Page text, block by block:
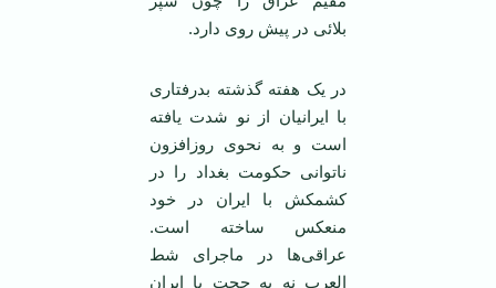
بلائی در پيش روی دارد.
در يک هفته گذشته بدرفتاری
با ايرانيان از نو شدت يافته
است و به نحوی روزافزون
ناتوانی حکومت بغداد را در
کشمکش با ايران در خود
منعکس ساخته است.
عراقی‌ها در ماجرای شط
العرب نه به حجت با ايران